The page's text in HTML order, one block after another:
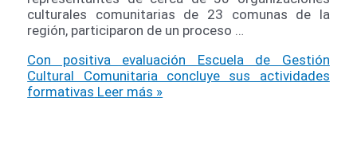
culturales comunitarias de 23 comunas de la
región, participaron de un proceso …
Con positiva evaluación Escuela de Gestión
Cultural Comunitaria concluye sus actividades
formativas Leer más »